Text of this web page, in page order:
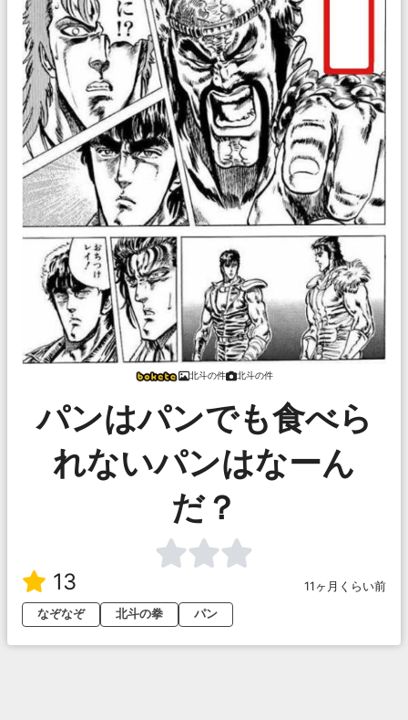
北斗の件 北斗の件
パンはパンでも食べら
れないパンはなーん
だ？
13
11ヶ月くらい前
なぞなぞ
北斗の拳 パン